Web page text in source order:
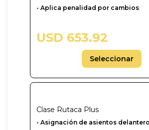
- Aplica penalidad por cambios:
USD 653.92
Seleccionar
Clase Rutaca Plus
- Asignación de asientos